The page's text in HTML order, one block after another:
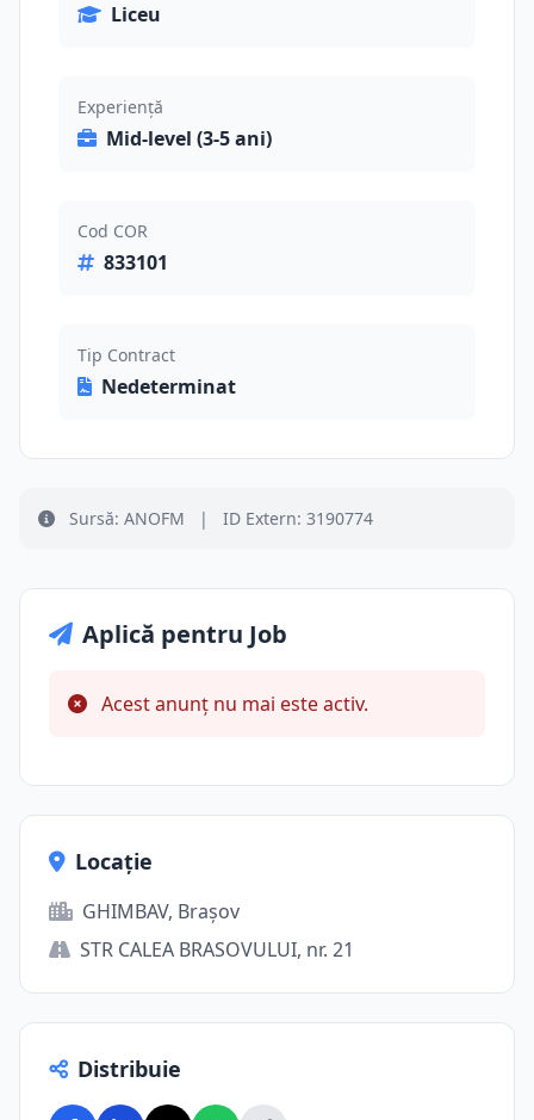
Liceu
Experiență
Mid-level (3-5 ani)
Cod COR
833101
Tip Contract
Nedeterminat
Sursă: ANOFM | ID Extern: 3190774
Aplică pentru Job
Acest anunț nu mai este activ.
Locație
GHIMBAV, Brașov
STR CALEA BRASOVULUI, nr. 21
Distribuie